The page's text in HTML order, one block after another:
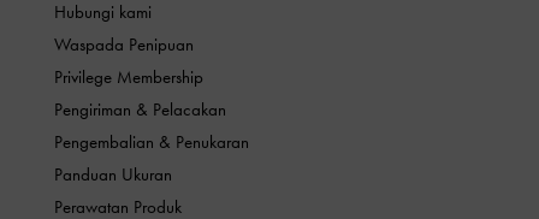
Hubungi kami
Waspada Penipuan
Privilege Membership
Pengiriman & Pelacakan
Pengembalian & Penukaran
Panduan Ukuran
Perawatan Produk